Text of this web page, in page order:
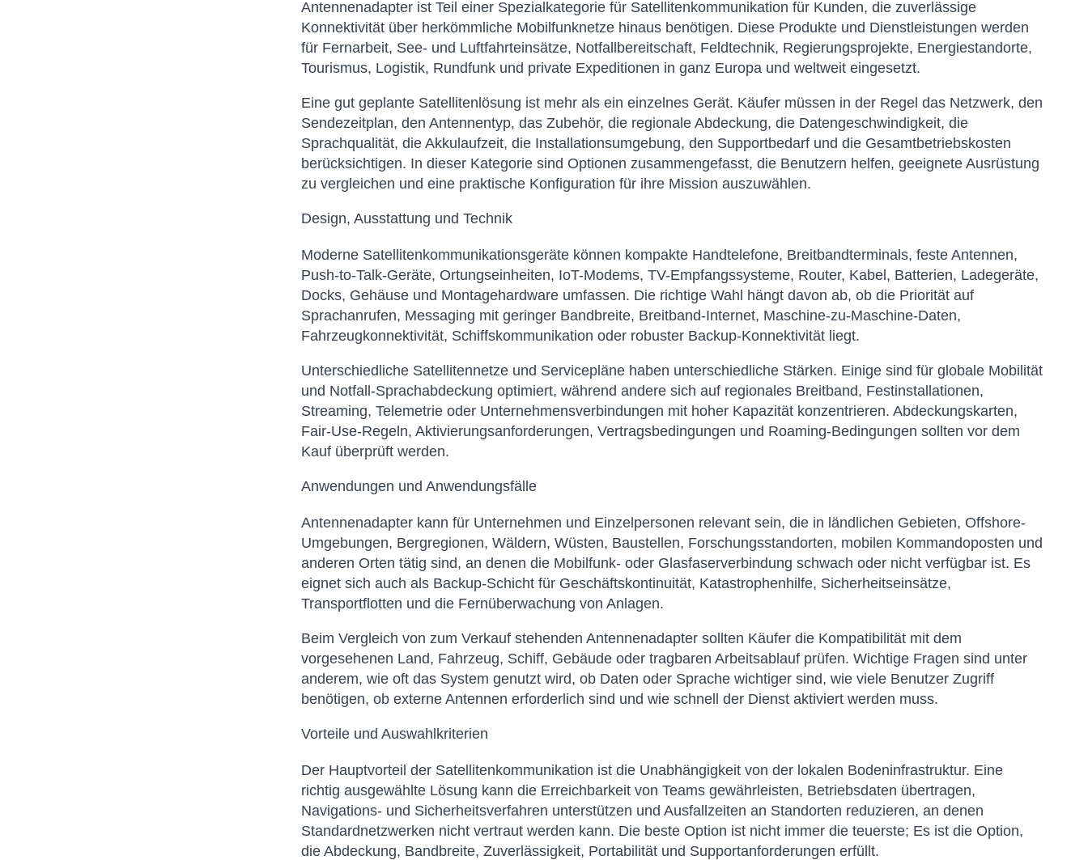
Antennenadapter ist Teil einer Spezialkategorie für Satellitenkommunikation für Kunden, die zuverlässige
Konnektivität über herkömmliche Mobilfunknetze hinaus benötigen. Diese Produkte und Dienstleistungen werden
für Fernarbeit, See- und Luftfahrteinsätze, Notfallbereitschaft, Feldtechnik, Regierungsprojekte, Energiestandorte,
Tourismus, Logistik, Rundfunk und private Expeditionen in ganz Europa und weltweit eingesetzt.
Eine gut geplante Satellitenlösung ist mehr als ein einzelnes Gerät. Käufer müssen in der Regel das Netzwerk, den
Sendezeitplan, den Antennentyp, das Zubehör, die regionale Abdeckung, die Datengeschwindigkeit, die
Sprachqualität, die Akkulaufzeit, die Installationsumgebung, den Supportbedarf und die Gesamtbetriebskosten
berücksichtigen. In dieser Kategorie sind Optionen zusammengefasst, die Benutzern helfen, geeignete Ausrüstung
zu vergleichen und eine praktische Konfiguration für ihre Mission auszuwählen.
Design, Ausstattung und Technik
Moderne Satellitenkommunikationsgeräte können kompakte Handtelefone, Breitbandterminals, feste Antennen,
Push-to-Talk-Geräte, Ortungseinheiten, IoT-Modems, TV-Empfangssysteme, Router, Kabel, Batterien, Ladegeräte,
Docks, Gehäuse und Montagehardware umfassen. Die richtige Wahl hängt davon ab, ob die Priorität auf
Sprachanrufen, Messaging mit geringer Bandbreite, Breitband-Internet, Maschine-zu-Maschine-Daten,
Fahrzeugkonnektivität, Schiffskommunikation oder robuster Backup-Konnektivität liegt.
Unterschiedliche Satellitennetze und Servicepläne haben unterschiedliche Stärken. Einige sind für globale Mobilität
und Notfall-Sprachabdeckung optimiert, während andere sich auf regionales Breitband, Festinstallationen,
Streaming, Telemetrie oder Unternehmensverbindungen mit hoher Kapazität konzentrieren. Abdeckungskarten,
Fair-Use-Regeln, Aktivierungsanforderungen, Vertragsbedingungen und Roaming-Bedingungen sollten vor dem
Kauf überprüft werden.
Anwendungen und Anwendungsfälle
Antennenadapter kann für Unternehmen und Einzelpersonen relevant sein, die in ländlichen Gebieten, Offshore-
Umgebungen, Bergregionen, Wäldern, Wüsten, Baustellen, Forschungsstandorten, mobilen Kommandoposten und
anderen Orten tätig sind, an denen die Mobilfunk- oder Glasfaserverbindung schwach oder nicht verfügbar ist. Es
eignet sich auch als Backup-Schicht für Geschäftskontinuität, Katastrophenhilfe, Sicherheitseinsätze,
Transportflotten und die Fernüberwachung von Anlagen.
Beim Vergleich von zum Verkauf stehenden Antennenadapter sollten Käufer die Kompatibilität mit dem
vorgesehenen Land, Fahrzeug, Schiff, Gebäude oder tragbaren Arbeitsablauf prüfen. Wichtige Fragen sind unter
anderem, wie oft das System genutzt wird, ob Daten oder Sprache wichtiger sind, wie viele Benutzer Zugriff
benötigen, ob externe Antennen erforderlich sind und wie schnell der Dienst aktiviert werden muss.
Vorteile und Auswahlkriterien
Der Hauptvorteil der Satellitenkommunikation ist die Unabhängigkeit von der lokalen Bodeninfrastruktur. Eine
richtig ausgewählte Lösung kann die Erreichbarkeit von Teams gewährleisten, Betriebsdaten übertragen,
Navigations- und Sicherheitsverfahren unterstützen und Ausfallzeiten an Standorten reduzieren, an denen
Standardnetzwerken nicht vertraut werden kann. Die beste Option ist nicht immer die teuerste; Es ist die Option,
die Abdeckung, Bandbreite, Zuverlässigkeit, Portabilität und Supportanforderungen erfüllt.